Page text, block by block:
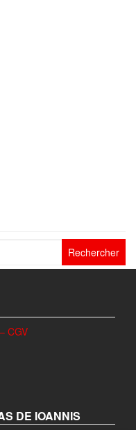
CGV
DE IOANNIS